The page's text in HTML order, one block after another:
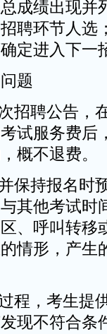
成绩出现并
聘环节人选
定进入下一
题
招聘公告，
试服务费后
概不退费。
保持报名时
其他考试时
、呼叫转移
情形，产生
程，考生提
现不符合条